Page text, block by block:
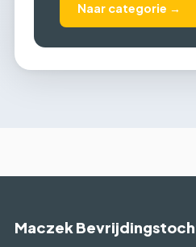
Naar categorie →
Maczek